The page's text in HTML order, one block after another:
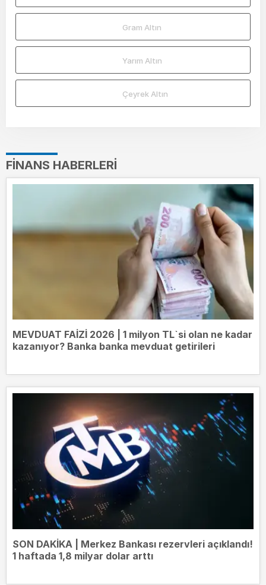
Gram Altın
Yarım Altın
Çeyrek Altın
FINANS HABERLERI
MEVDUAT FAİZİ 2026 | 1 milyon TL`si olan ne kadar
kazanıyor? Banka banka mevduat getirileri
SON DAKİKA | Merkez Bankası rezervleri açıklandı!
1 haftada 1,8 milyar dolar arttı